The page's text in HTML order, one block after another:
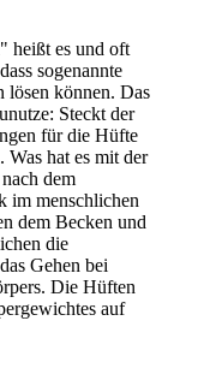
heißt es und oft
sogenannte
lösen können. Das
Steckt der
für die Hüfte
Was hat es mit der
dem
im menschlichen
dem Becken und
die
Gehen bei
Die Hüften
auf